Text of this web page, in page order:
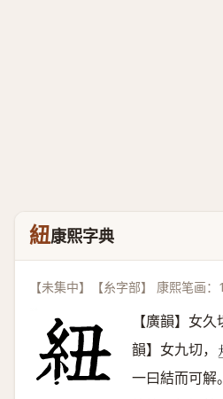
紐康熙字典
【未集中】【糸字部】 康熙笔画
【廣韻】女
韻】女九切，
一曰結而可解